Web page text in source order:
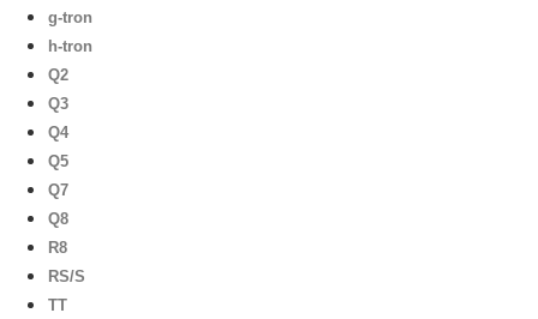
g-tron
h-tron
Q2
Q3
Q4
Q5
Q7
Q8
R8
RS/S
TT